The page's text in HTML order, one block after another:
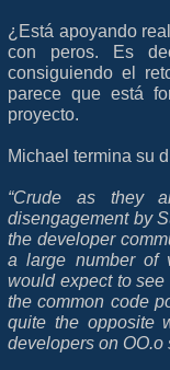
¿Está apoyando
con peros. Es
consiguiendo el
parece que está
proyecto.
Michael termina su
“Crude as they
disengagement by
the developer
a large number of
would expect to
the common code
quite the opposite
developers on OO.o